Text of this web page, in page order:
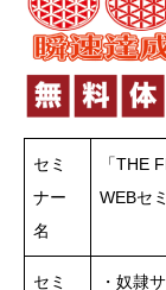
セミ
ナー
名
「THE
WEBセ
セミ
・奴隷